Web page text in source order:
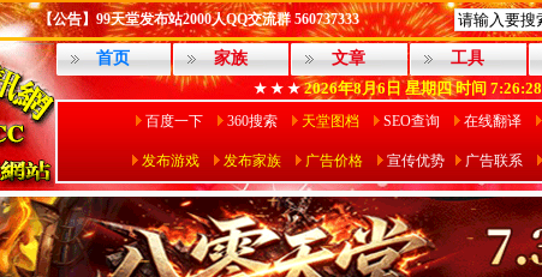
【公告】99天堂发布站2000人QQ交流群 560737333
首页 家族 文章 工具
★ ★ ★2026年8月6日星期四时间 7:26:29
百度一下
360搜索 天堂图档 SEO查询 在线翻译
发布游戏 发布家族 广告价格 宣传优势 广告联系